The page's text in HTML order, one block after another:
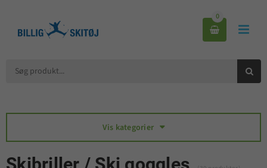


0

Vis kategorier 